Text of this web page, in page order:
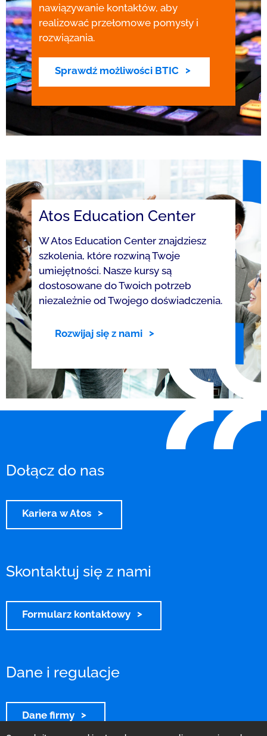
nawiązywanie kontaktów, aby
realizować przełomowe pomysły i
rozwiązania.
Sprawdź możliwości BTIC
Atos Education Center
W Atos Education Center znajdziesz
szkolenia, które rozwiną Twoje
umiejętności. Nasze kursy są
dostosowane do Twoich potrzeb
niezależnie od Twojego doświadczenia.
Rozwijaj się z nami
Dołącz do nas
Kariera w Atos
Skontaktuj się z nami
Formularz kontaktowy
Dane i regulacje
Dane firmy